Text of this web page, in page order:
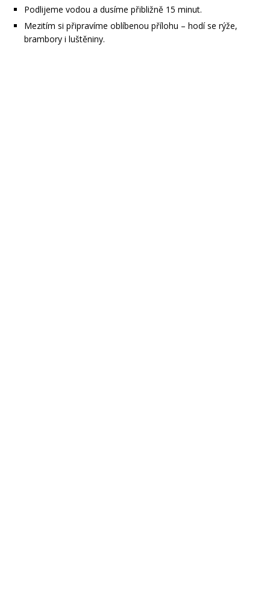
Podlijeme vodou a dusíme přibližně 15 minut.
Mezitím si připravíme oblíbenou přílohu – hodí se rýže,
brambory i luštěniny.